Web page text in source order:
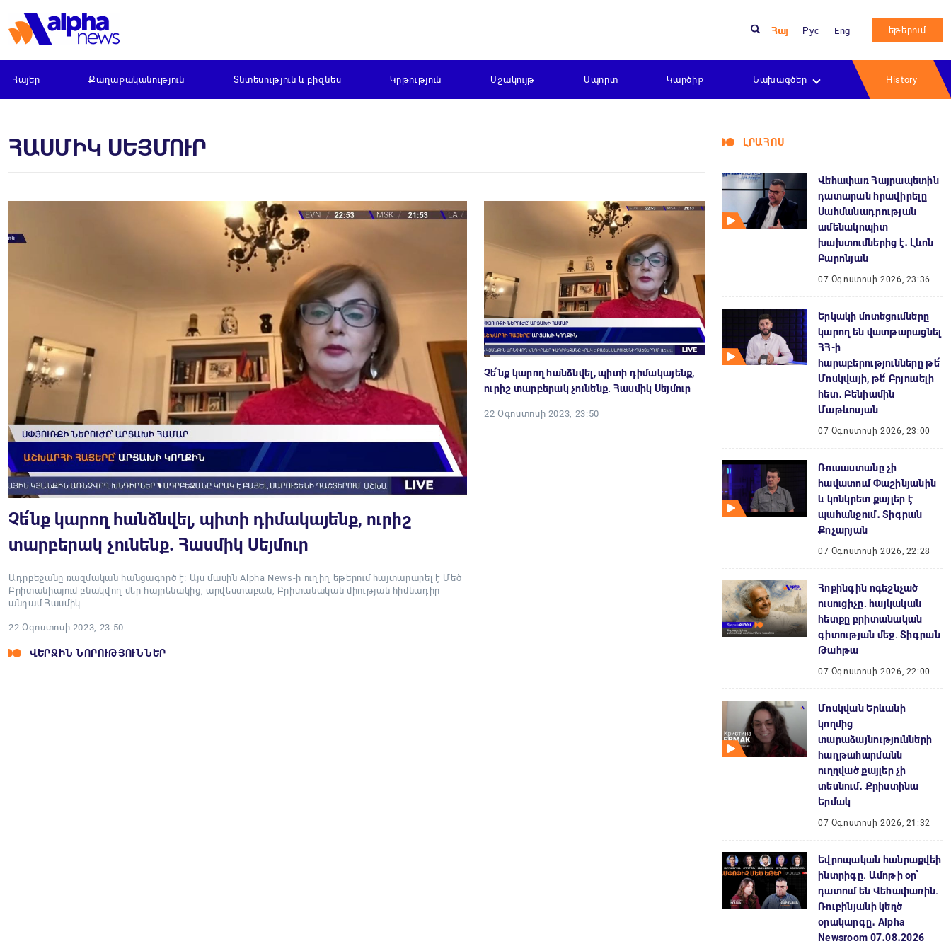
Հայ Рус Eng եթերում
Հայեր Քաղաքականություն Տնտեսություն և բիզնես Կրթություն Մշակույթ Սպորտ Կարծիք Նախագծեր History
ՀԱՍՄԻԿ ՍԵՅՄՈՒՐ
Չե՛նք կարող հանձնվել, պիտի դիմակայենք, ուրիշ
տարբերակ չունենք. Հասմիկ Սեյմուր
Ադրբեջանը ռազմական հանցագործ է։ Այս մասին Alpha News-ի ուղիղ եթերում հայտարարել է Մեծ
Բրիտանիայում բնակվող մեր հայրենակից, արվեստաբան, Բրիտանական միության հիմնադիր
անդամ Հասմիկ…
22 Օգոստոսի 2023, 23:50
Չե՛նք կարող հանձնվել, պիտի դիմակայենք,
ուրիշ տարբերակ չունենք. Հասմիկ Սեյմուր
22 Օգոստոսի 2023, 23:50
ՎԵՐՋԻՆ ՆՈՐՈՒԹՅՈՒՆՆԵՐ
ԼՐԱՀՈՍ
Վեհափառ Հայրապետին
դատարան հրավիրելը
Սահմանադրության
ամենակոպիտ
խախտումներից է․ Լևոն
Բարոնյան
07 Օգոստոսի 2026, 23:36
Երկակի մոտեցումները
կարող են վատթարացնել
ՀՀ-ի
հարաբերությունները թե՛
Մոսկվայի, թե՛ Բրյուսելի
հետ․ Բենիամին
Մաթևոսյան
07 Օգոստոսի 2026, 23:00
Ռուսաստանը չի
հավատում Փաշինյանին
և կոնկրետ քայլեր է
պահանջում․ Տիգրան
Քոչարյան
07 Օգոստոսի 2026, 22:28
Հոքինգին ոգեշնչած
ուսուցիչը. հայկական
հետքը բրիտանական
գիտության մեջ. Տիգրան
Թահթա
07 Օգոստոսի 2026, 22:00
Մոսկվան Երևանի
կողմից
տարաձայնությունների
հաղթահարմանն
ուղղված քայլեր չի
տեսնում․ Քրիստինա
Երմակ
07 Օգոստոսի 2026, 21:32
Եվրոպական հանրաքվեի
ինտրիգը. Ամոթի օր՝
դատում են Վեհափառին.
Ռուբինյանի կեղծ
օրակարգը․ Alpha
Newsroom 07․08․2026